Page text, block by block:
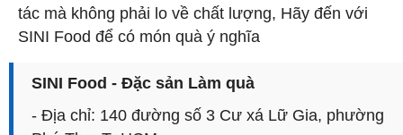
tác mà không phải lo về chất lượng, Hãy đến với
SINI Food để có món quà ý nghĩa
SINI Food - Đặc sản Làm quà
- Địa chỉ: 140 đường số 3 Cư xá Lữ Gia, phường